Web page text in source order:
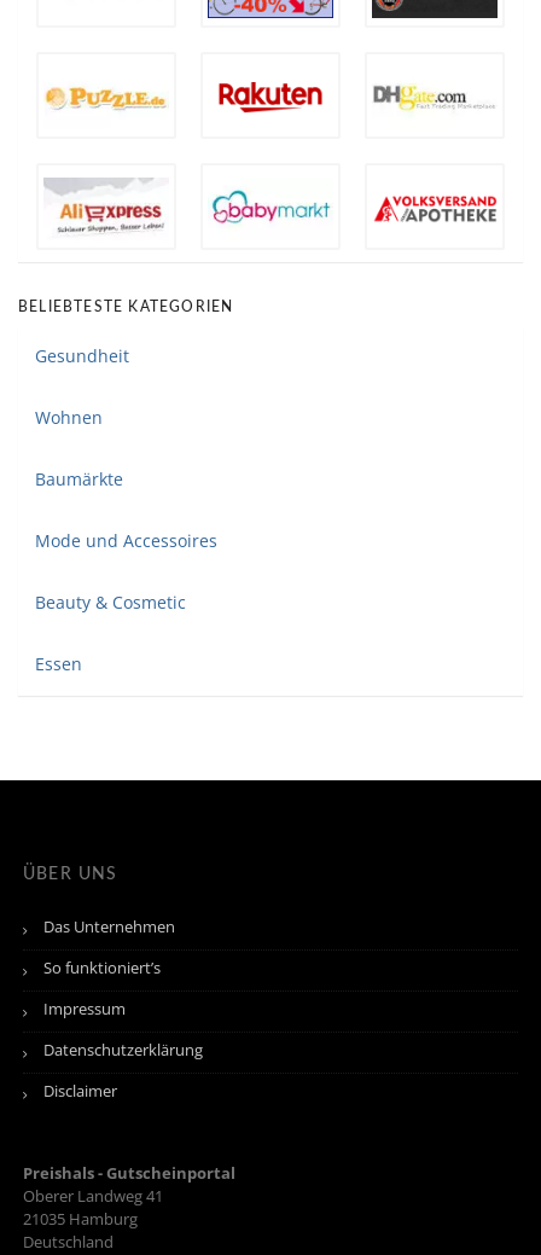
BELIEBTESTE KATEGORIEN
Gesundheit
Wohnen
Baumärkte
Mode und Accessoires
Beauty & Cosmetic
Essen
ÜBER UNS
Das Unternehmen
So funktioniert’s
Impressum
Datenschutzerklärung
Disclaimer
Preishals - Gutscheinportal
Oberer Landweg 41
21035 Hamburg
Deutschland